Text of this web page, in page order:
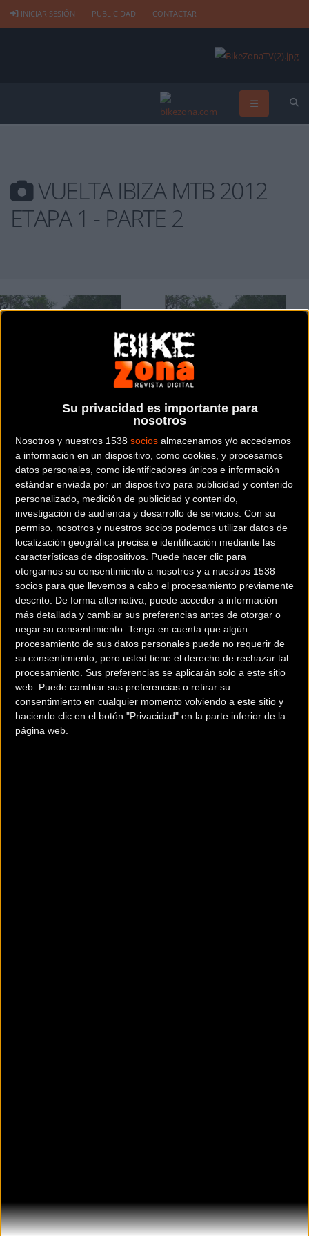
Su privacidad es importante para
nosotros
Nosotros y nuestros 1538 socios almacenamos y/o accedemos
a información en un dispositivo, como cookies, y procesamos
datos personales, como identificadores únicos e información
estándar enviada por un dispositivo para publicidad y contenido
personalizado, medición de publicidad y contenido,
investigación de audiencia y desarrollo de servicios. Con su
permiso, nosotros y nuestros socios podemos utilizar datos de
localización geográfica precisa e identificación mediante las
características de dispositivos. Puede hacer clic para
otorgarnos su consentimiento a nosotros y a nuestros 1538
socios para que llevemos a cabo el procesamiento previamente
descrito. De forma alternativa, puede acceder a información
más detallada y cambiar sus preferencias antes de otorgar o
negar su consentimiento. Tenga en cuenta que algún
procesamiento de sus datos personales puede no requerir de
su consentimiento, pero usted tiene el derecho de rechazar tal
procesamiento. Sus preferencias se aplicarán solo a este sitio
web. Puede cambiar sus preferencias o retirar su
consentimiento en cualquier momento volviendo a este sitio y
haciendo clic en el botón "Privacidad" en la parte inferior de la
página web.
INICIAR SESIÓN PUBLICIDAD CONTACTAR
VUELTA IBIZA MTB 2012
ETAPA 1 - PARTE 2